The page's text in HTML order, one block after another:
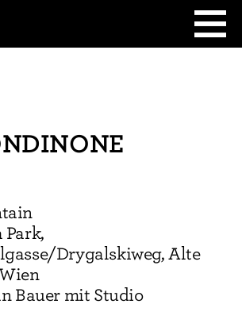
Drygalskiweg, Alte
Bauer mit Studio